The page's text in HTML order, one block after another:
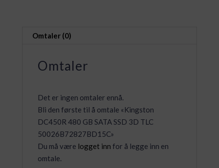
TLCOmtaler (0)
Omtaler
Det er ingen omtaler ennå.
Bli den første til å omtale «Kingston
DC450R 480 GB SATA SSD 3D TLC
50026B72827BD15C»
Du må være logget inn for å legge inn en
omtale.